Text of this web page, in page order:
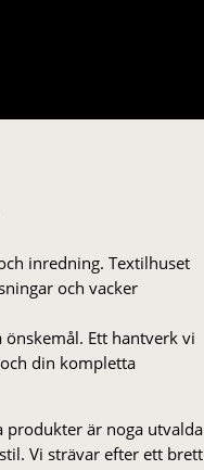
inredning. Textilhuset
och vacker
Ett hantverk vi
din kompletta
produkter är noga utvalda
Vi strä­var efter ett brett